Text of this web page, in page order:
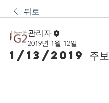
뒤로
관리자
2019년 1월 12일
1/13/2019 주보